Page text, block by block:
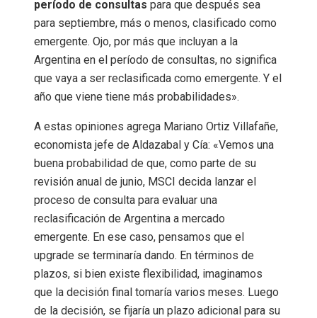
período de consultas para que después sea
para septiembre, más o menos, clasificado como
emergente. Ojo, por más que incluyan a la
Argentina en el período de consultas, no significa
que vaya a ser reclasificada como emergente. Y el
año que viene tiene más probabilidades».
A estas opiniones agrega Mariano Ortiz Villafañe,
economista jefe de Aldazabal y Cía: «Vemos una
buena probabilidad de que, como parte de su
revisión anual de junio, MSCI decida lanzar el
proceso de consulta para evaluar una
reclasificación de Argentina a mercado
emergente. En ese caso, pensamos que el
upgrade se terminaría dando. En términos de
plazos, si bien existe flexibilidad, imaginamos
que la decisión final tomaría varios meses. Luego
de la decisión, se fijaría un plazo adicional para su